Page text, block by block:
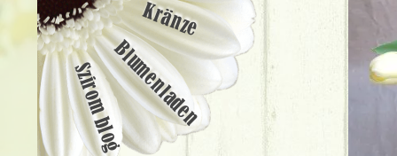
Kränze
Blumenladen
Szirom blog